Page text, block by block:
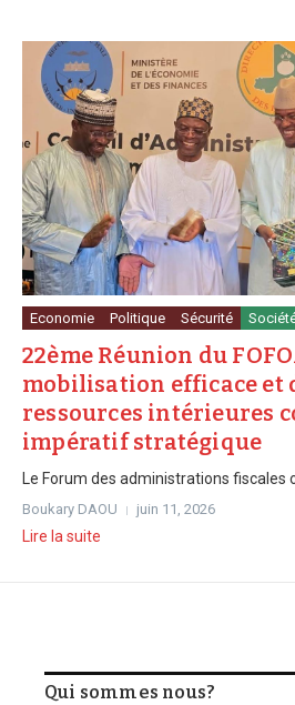
Economie Politique Sécurité
22ème Réunion du
mobilisation efficace et
ressources intérieures
impératif stratégique
Le Forum des administrations fiscales
Boukary DAOU juin 11, 2026
Lire la suite
Qui sommes nous?